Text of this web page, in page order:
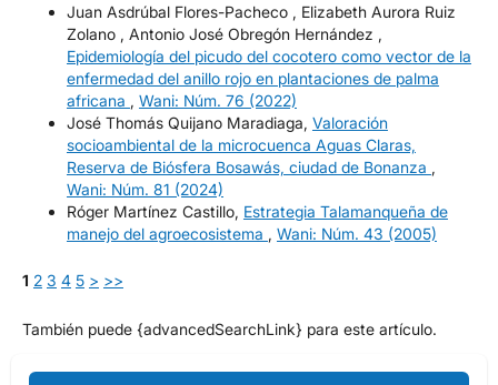
Juan Asdrúbal Flores-Pacheco , Elizabeth Aurora Ruiz
Zolano , Antonio José Obregón Hernández ,
Epidemiología del picudo del cocotero como vector de la
enfermedad del anillo rojo en plantaciones de palma
africana , Wani: Núm. 76 (2022)
José Thomás Quijano Maradiaga, Valoración
socioambiental de la microcuenca Aguas Claras,
Reserva de Biósfera Bosawás, ciudad de Bonanza ,
Wani: Núm. 81 (2024)
Róger Martínez Castillo, Estrategia Talamanqueña de
manejo del agroecosistema , Wani: Núm. 43 (2005)
1 2 3 4 5 > >>
También puede {advancedSearchLink} para este artículo.